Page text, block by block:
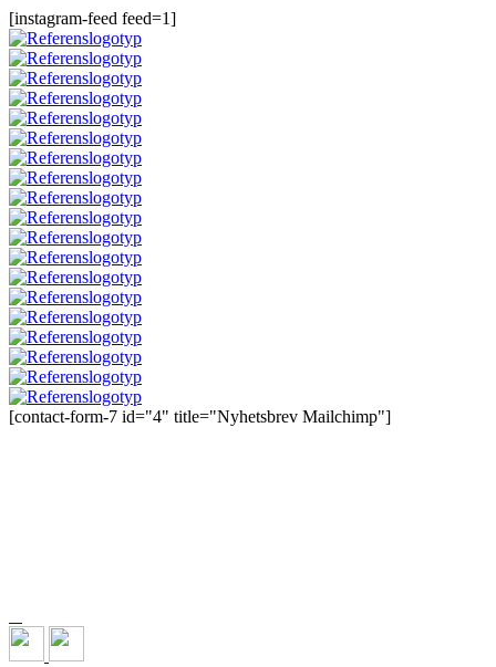
[instagram-feed feed=1]
[contact-form-7 id="4" title="Nyhetsbrev Mailchimp"]